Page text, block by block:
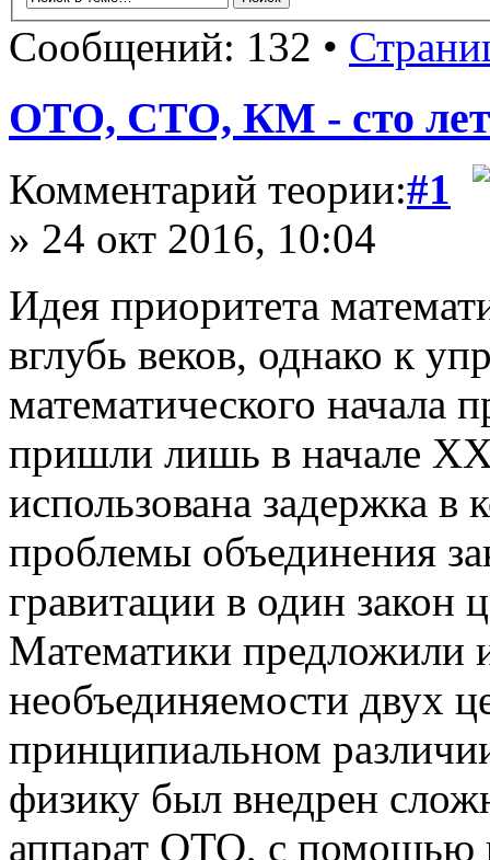
Сообщений: 132 •
ОТО, СТО, КМ - сто лет
Комментарий теории:#1
» 24 окт 2016, 10:04
Идея приоритета
вглубь веков, однако к
математического начала
пришли лишь в начале
использована задержка
проблемы объединения
гравитации в один закон
Математики предложили
необъединяемости двух
принципиальном
физику был внедрен
аппарат ОТО, с помощью